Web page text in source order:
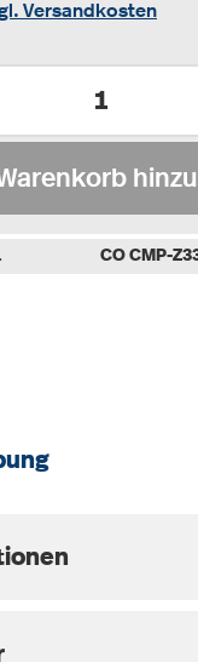
Versandkosten
CO CMP-